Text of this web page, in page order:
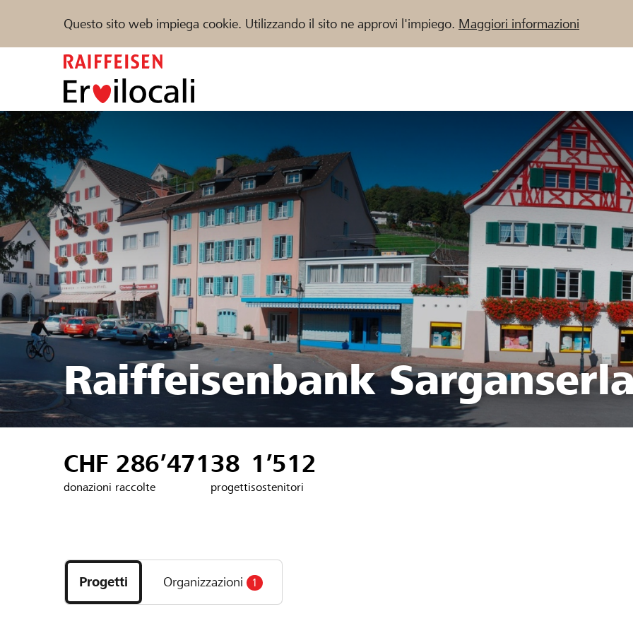
Questo sito web impiega cookie. Utilizzando il sito ne approvi l'impiego. Maggiori informazioni
Sostenere
Trova progetti e organizzazioni
DE FR IT
Raiffeisenbank
CHF 286’471
donazioni raccolte
38
progetti
1’512
sostenitori
i
progetti
e
Progetti Organizzazioni 1